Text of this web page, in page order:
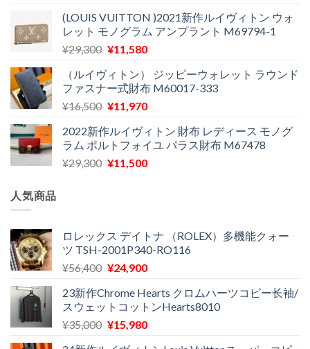
価
格
は
で
た。
の
価
格
¥12,900
で
す。
(LOUIS VUITTON )2021新作ルイヴィトン ウォ
レット モノグラム アンプラント M69794-1
¥29,300 元
価
格
は
で
し
た。
¥11,580現
の
価
格
¥11,580
で
す。
（ルイヴィトン） ジッピーウォレット ラウンド
ファスナー式財布 M60017-333
¥16,500 元
価
格
は
¥11,970現
の
価
格
2022新作ルイヴィトン 財布 レディース モノグ
ラム ポルトフォイユ パラス財布 M67478
¥29,300 元
¥29,300
で
し
¥11,500現
は
¥11,500
で
人気商品
ロレックス デイトナ （ROLEX）多機能クォー
ツ TSH-2001P340-RO116
¥56,400 元
価
格
は
¥24,900現
の
価
格
23新作Chrome Hearts クロムハーツコピー长袖/
スウェットコットンHearts8010
¥35,000 元
¥15,980現